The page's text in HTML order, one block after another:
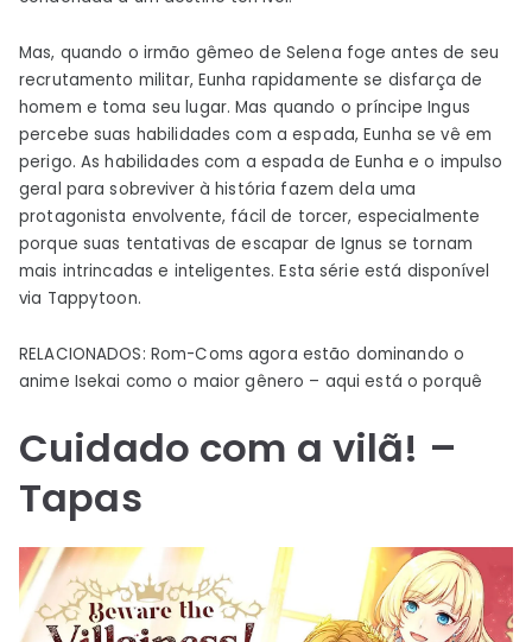
Mas, quando o irmão gêmeo de Selena foge antes de seu
recrutamento militar, Eunha rapidamente se disfarça de
homem e toma seu lugar. Mas quando o príncipe Ingus
percebe suas habilidades com a espada, Eunha se vê em
perigo. As habilidades com a espada de Eunha e o impulso
geral para sobreviver à história fazem dela uma
protagonista envolvente, fácil de torcer, especialmente
porque suas tentativas de escapar de Ignus se tornam
mais intrincadas e inteligentes. Esta série está disponível
via Tappytoon.
RELACIONADOS: Rom-Coms agora estão dominando o
anime Isekai como o maior gênero – aqui está o porquê
Cuidado com a vilã! –
Tapas